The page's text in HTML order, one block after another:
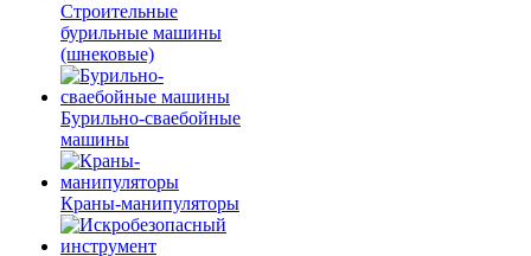
Строительные
бурильные машины
(шнековые)
Бурильно-сваебойные
машины
Краны-манипуляторы